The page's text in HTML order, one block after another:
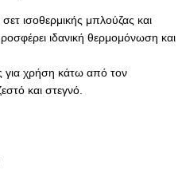
σετ ισοθερμικής μπλούζας και
ιδανική θερμομόνωση και
για χρήση κάτω από τον
και στεγνό.